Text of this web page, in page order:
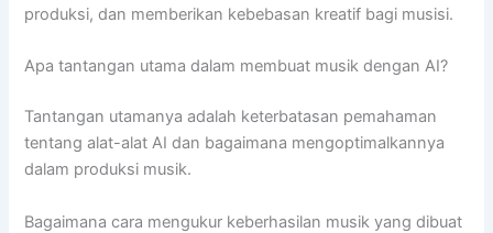
produksi, dan memberikan kebebasan kreatif bagi musisi.
Apa tantangan utama dalam membuat musik dengan AI?
Tantangan utamanya adalah keterbatasan pemahaman
tentang alat-alat AI dan bagaimana mengoptimalkannya
dalam produksi musik.
Bagaimana cara mengukur keberhasilan musik yang dibuat